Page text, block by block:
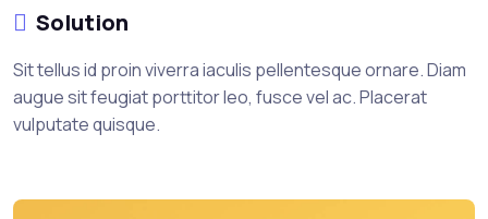
Solution
Sit tellus id proin viverra iaculis pellentesque ornare. Diam
augue sit feugiat porttitor leo, fusce vel ac. Placerat
vulputate quisque.